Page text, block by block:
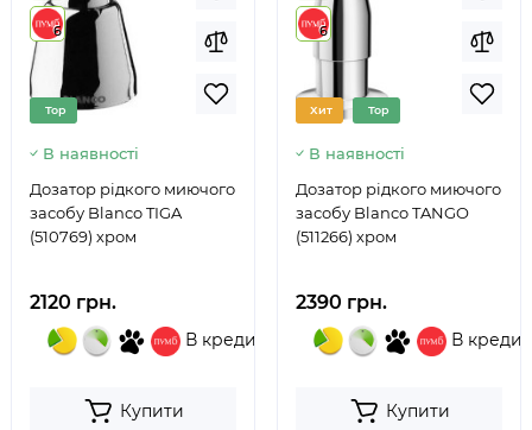
6
Top
В наявності
Дозатор рідкого миючого
засобу Blanco TIGA
(510769) хром
2120 грн.
В кредит
Купити
6
Хит Top
В наявності
Дозатор рідкого миючого
засобу Blanco TANGO
(511266) хром
2390 грн.
В кредит
Купити